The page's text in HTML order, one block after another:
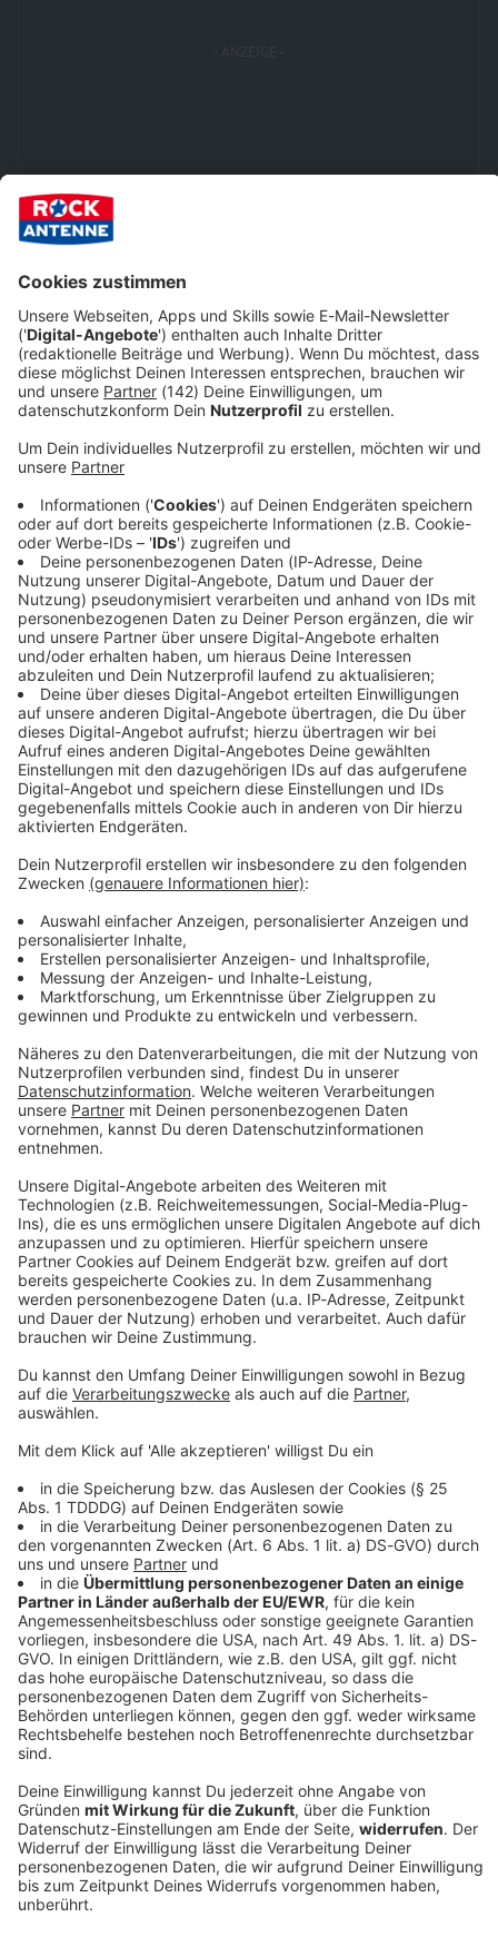
JETZT MITMACHEN UND DAS AKTUELLE ALBUM DER WOCHE
ABSTAUBEN!
Noch leichter mitmachen…
Registriere dich und hinterlege deine Daten in
deinem Konto, so kannst du noch viel einfacher
bei unseren Aktionen mitmachen!
zum Login / Registrierung
Warum brauchst du dieses Album?(optional)
Deine E-Mail-Adresse
Altersverifikation
Wir benötigen dein Geburtsdatum, um zu prüfen, ob du zur
Tag Monat Jahr
Ich möchte den kostenlosen ROCK ANTENNE in
NRW Newsletter , auf Basis meiner Anmeldedaten
personalisiertund max. 2x wöchentlich per Mail
erhalten und bin mit der Auswertung meiner
Newsletter-Nutzung per Zähl-Pixel einverstanden.
Den Newsletter kann ich jederzeit über den Link
unten in der E-Mail abbestellen. Weitere
Informationen in derDatenschutzerklärung.
Mit dem Absenden des Formulars stimmst du den
Teilnahmebedingungenzu und nimmst unsere
Weiter
Hier geht's nur mit
Login weiter!
Anmelden
Oderhierdein neues kostenfreies Konto erstellen
DAS KÖNNTE DICH AUCH INTERESSIEREN
Album der Woche